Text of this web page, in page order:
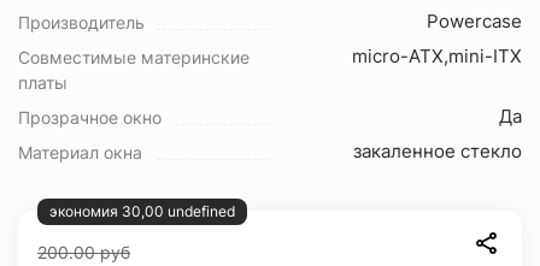
Производитель Powercase
Совместимые материнские
платы
micro-ATX,mini-ITX
Прозрачное окно Да
Материал окна закаленное стекло
экономия 30,00 undefined
200.00руб